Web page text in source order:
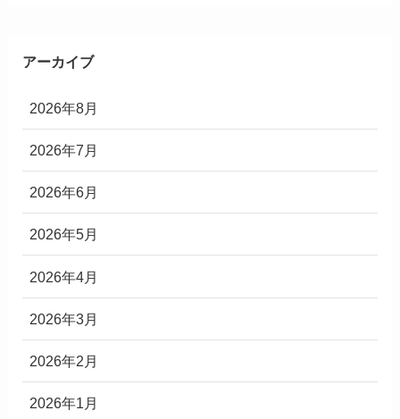
アーカイブ
2026年8月
2026年7月
2026年6月
2026年5月
2026年4月
2026年3月
2026年2月
2026年1月